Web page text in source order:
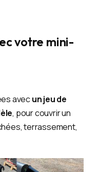
votre mini-
avecun jeu de
, pour couvrir un
terrassement,